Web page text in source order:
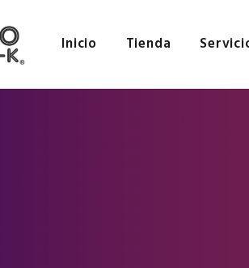
Inicio Tienda